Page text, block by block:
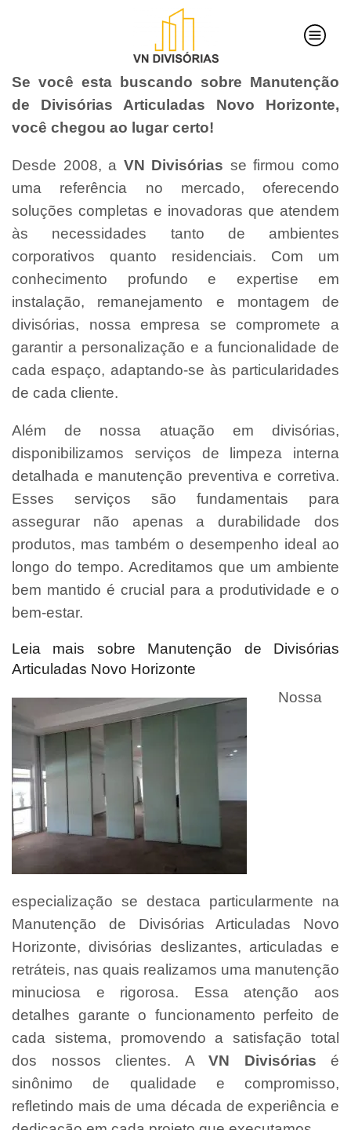
Se você esta buscando sobre Manutenção
de Divisórias Articuladas Novo Horizonte,
você chegou ao lugar certo!
Desde 2008, a VN Divisórias se firmou como
uma referência no mercado, oferecendo
soluções completas e inovadoras que atendem
às necessidades tanto de ambientes
corporativos quanto residenciais. Com um
conhecimento profundo e expertise em
instalação, remanejamento e montagem de
divisórias, nossa empresa se compromete a
garantir a personalização e a funcionalidade de
cada espaço, adaptando-se às particularidades
de cada cliente.
Além de nossa atuação em divisórias,
disponibilizamos serviços de limpeza interna
detalhada e manutenção preventiva e corretiva.
Esses serviços são fundamentais para
assegurar não apenas a durabilidade dos
produtos, mas também o desempenho ideal ao
longo do tempo. Acreditamos que um ambiente
bem mantido é crucial para a produtividade e o
bem-estar.
Leia mais sobre Manutenção de Divisórias
Articuladas Novo Horizonte
Nossa
especialização se destaca particularmente na
Manutenção de Divisórias Articuladas Novo
Horizonte, divisórias deslizantes, articuladas e
retráteis, nas quais realizamos uma manutenção
minuciosa e rigorosa. Essa atenção aos
detalhes garante o funcionamento perfeito de
cada sistema, promovendo a satisfação total
dos nossos clientes. A VN Divisórias é
sinônimo de qualidade e compromisso,
refletindo mais de uma década de experiência e